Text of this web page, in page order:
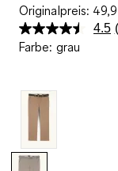
Originalpreis:
4.5
Farbe: grau